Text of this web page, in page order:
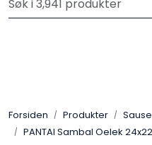
Skip to main content
Velkommen til vår nye
Forsiden Produkter
PANTAI Sambal Oelek
Restaurantprodukter